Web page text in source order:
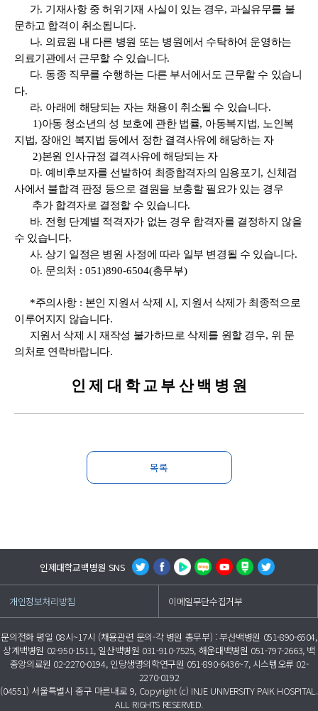
가. 기재사항 중 허위기재 사실이 있는 경우,과실유무를 불
문하고 합격이 취소됩니다.
나. 의료원 내 다른 병원 또는 병원에서 수탁하여 운영하는
의료기관에서 근무할 수 있습니다.
다. 동종 직무를 수행하는 다른 부서에서도 근무할 수 있습니
다.
라. 아래에 해당되는 자는 채용이 취소될 수 있습니다.
1)아동 청소년의 성 보호에 관한 법률, 아동복지법, 노인복
지법, 장애인 복지법 등에서 정한 결격사유에 해당하는 자
2)본원 인사규정 결격사유에 해당되는 자
마.예비후보자를 선발하여 최종합격자의 임용포기 , 신체검
사에서 불합격 판정 등으로 결원을 보충할 필요가 있는 경우
추가 합격자로 결정할 수 있습니다.
바. 전형 단계별 적격자가 없는 경우 합격자를 결정하지 않을
수 있습니다.
사.상기 일정은 병원 사정에 따라 일부 변경될 수 있습니다.
아. 문의처 : 051)890-6504(총무부)
*주의사항 : 본인 지원서 삭제 시 , 지원서 삭제가 최종적으로
이루어지지 않습니다.
지원서 삭제 시 재작성 불가하므로 삭제를 원할 경우, 위 문
의처로 연락바랍니다.
인 제 대 학 교 부 산 백 병 원
목록
인제대학교백병원 SNS
개인정보처리방침 이메일무단수집거부
문의전화 평일 08시~17시 (채용관련 문의-각 병원 총무부) : 부산백병원 051-890-6504,
상계백병원 02-950-1511, 일산백병원 031-910-7525, 해운대백병원 051-797-2663, 백
중앙의료원 02-2270-0194, 인당생명의학연구원 051-890-6436~7, 시스템오류 02-
2270-0192
(04551) 서울특별시 중구 마른내로 9, Copyright (c) INJE UNIVERSITY PAIK HOSPITAL.
ALL RIGHTS RESERVED.